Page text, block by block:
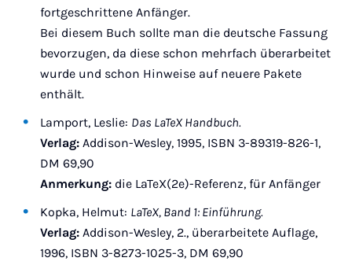
fortgeschrittene Anfänger.
Bei diesem Buch sollte man die deutsche Fassung
bevorzugen, da diese schon mehrfach überarbeitet
wurde und schon Hinweise auf neuere Pakete
enthält.
Lamport, Leslie: Das LaTeX Handbuch.
Verlag: Addison-Wesley, 1995, ISBN 3-89319-826-1,
DM 69,90
Anmerkung: die LaTeX(2e)-Referenz, für Anfänger
Kopka, Helmut: LaTeX, Band 1: Einführung.
Verlag: Addison-Wesley, 2., überarbeitete Auflage,
1996, ISBN 3-8273-1025-3, DM 69,90